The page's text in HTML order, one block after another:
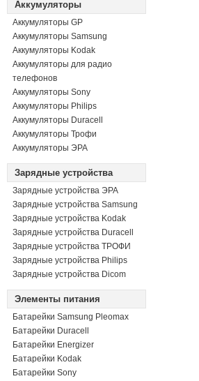
Аккумуляторы
Аккумуляторы GP
Аккумуляторы Samsung
Аккумуляторы Kodak
Аккумуляторы для радио
телефонов
Аккумуляторы Sony
Аккумуляторы Philips
Аккумуляторы Duracell
Аккумуляторы Трофи
Аккумуляторы ЭРА
Зарядные устройства
Зарядные устройства ЭРА
Зарядные устройства Samsung
Зарядные устройства Kodak
Зарядные устройства Duracell
Зарядные устройства ТРОФИ
Зарядные устройства Philips
Зарядные устройства Dicom
Элементы питания
Батарейки Samsung Pleomax
Батарейки Duracell
Батарейки Energizer
Батарейки Kodak
Батарейки Sony